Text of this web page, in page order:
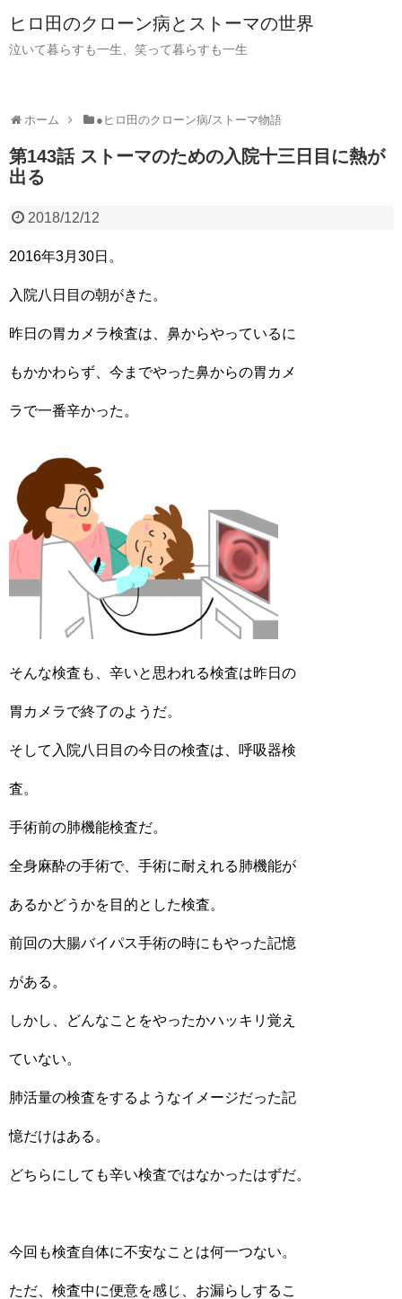
ヒロ田のクローン病とストーマの世界
泣いて暮らすも一生、笑って暮らすも一生
ホーム ●ヒロ田のクローン病/ストーマ物語
第143話 ストーマのための入院十三日目に熱が
出る
2018/12/12
2016年3月30日。
入院八日目の朝がきた。
昨日の胃カメラ検査は、鼻からやっているに
もかかわらず、今までやった鼻からの胃カメ
ラで一番辛かった。
そんな検査も、辛いと思われる検査は昨日の
胃カメラで終了のようだ。
そして入院八日目の今日の検査は、呼吸器検
査。
手術前の肺機能検査だ。
全身麻酔の手術で、手術に耐えれる肺機能が
あるかどうかを目的とした検査。
前回の大腸バイパス手術の時にもやった記憶
がある。
しかし、どんなことをやったかハッキリ覚え
ていない。
肺活量の検査をするようなイメージだった記
憶だけはある。
どちらにしても辛い検査ではなかったはずだ。
今回も検査自体に不安なことは何一つない。
ただ、検査中に便意を感じ、お漏らしするこ